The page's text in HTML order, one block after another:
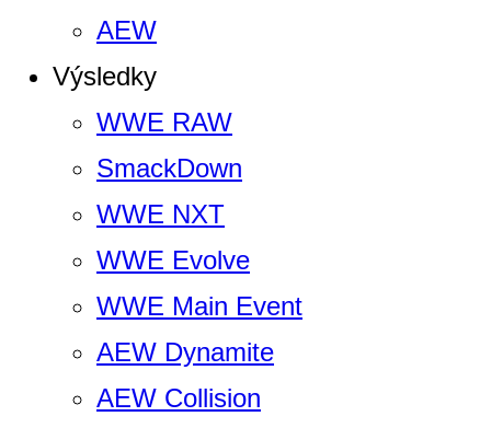
AEW
Výsledky
WWE RAW
SmackDown
WWE NXT
WWE Evolve
WWE Main Event
AEW Dynamite
AEW Collision